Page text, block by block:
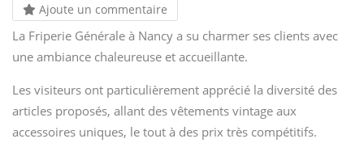
Ajoute un commentaire
La Friperie Générale à Nancy a su charmer ses clients avec
une ambiance chaleureuse et accueillante.
Les visiteurs ont particulièrement apprécié la diversité des
articles proposés, allant des vêtements vintage aux
accessoires uniques, le tout à des prix très compétitifs.